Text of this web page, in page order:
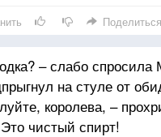
Поделиться
– слабо спросила
на стуле от
королева, –
чистый спирт!